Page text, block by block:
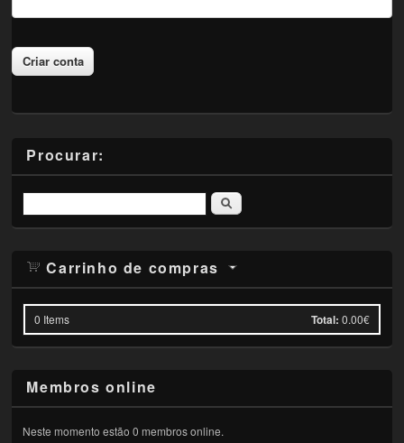
Procurar:
Pesquisar
Carrinho de compras
0 Items Total: 0.00€
Membros online
Neste momento estão 0 membros online.